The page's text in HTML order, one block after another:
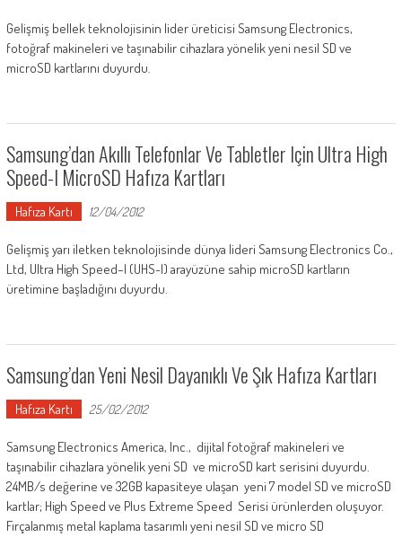
Gelişmiş bellek teknolojisinin lider üreticisi Samsung Electronics,
fotoğraf makineleri ve taşınabilir cihazlara yönelik yeni nesil SD ve
microSD kartlarını duyurdu.
Samsung’dan Akıllı Telefonlar Ve Tabletler Için Ultra High
Speed-I MicroSD Hafıza Kartları
Hafıza Kartı 12/04/2012
Gelişmiş yarı iletken teknolojisinde dünya lideri Samsung Electronics Co.,
Ltd, Ultra High Speed–I (UHS-I) arayüzüne sahip microSD kartların
üretimine başladığını duyurdu.
Samsung’dan Yeni Nesil Dayanıklı Ve Şık Hafıza Kartları
Hafıza Kartı 25/02/2012
Samsung Electronics America, Inc., dijital fotoğraf makineleri ve
taşınabilir cihazlara yönelik yeni SD ve microSD kart serisini duyurdu.
24MB/s değerine ve 32GB kapasiteye ulaşan yeni 7 model SD ve microSD
kartlar; High Speed ve Plus Extreme Speed Serisi ürünlerden oluşuyor.
Fırçalanmış metal kaplama tasarımlı yeni nesil SD ve micro SD